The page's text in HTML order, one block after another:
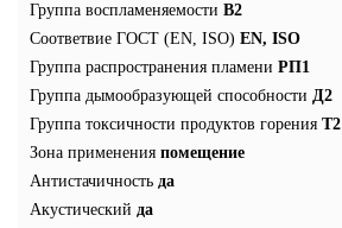
Группа воспламеняемости В2
Соответвие ГОСТ (EN, ISO) EN, ISO
Группа распространения пламени РП1
Группа дымообразующей способности Д2
Группа токсичности продуктов горения Т2
Зона применения помещение
Антистачичность да
Акустический да